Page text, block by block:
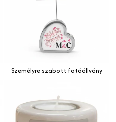
Személyre szabott fotóállvány